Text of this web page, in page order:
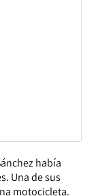
había
Una de sus
motocicleta.